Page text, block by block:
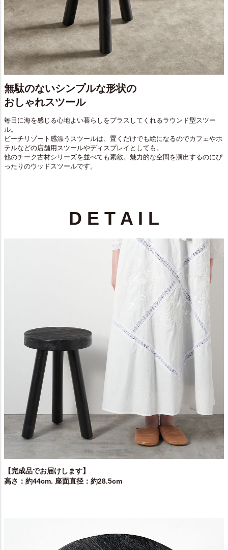
無駄のないシンプルな形状の
おしゃれスツール
毎日に海を感じる心地よい暮らしをプラスしてくれるラウンド型スツー
ル。
ビーチリゾート感漂うスツールは、置くだけでも絵になるのでカフェやホ
テルなどの店舗用スツールやディスプレイとしても。
他のチーク古材シリーズを並べても素敵。魅力的な空間を演出するのにぴ
ったりのウッドスツールです。
D E T A I L
【完成品でお届けします】
高さ：約44cm. 座面直径：約28.5cm